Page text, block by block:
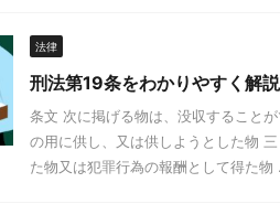
法律
刑法第19条をわかりやすく解
条文 次に掲げる物は、没収するこ
の用に供し、又は供しようとした物
た物又は犯罪行為の報酬として得た物